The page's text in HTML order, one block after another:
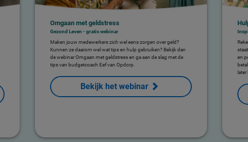
Omgaan met geldstress
Gezond Leven - gratis webinar
Maken jouw medewerkers zich wel eens zorgen over geld?
Kunnen ze daarom wel wat tips en hulp gebruiken? Bekijk dan
de webinar Omgaan met geldstress en ga aan de slag met de
tips van budgetcoach Eef van Opdorp.
Bekijk het webinar
en